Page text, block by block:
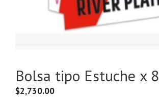
Bolsa tipo Estuche x 8
$2,730.00